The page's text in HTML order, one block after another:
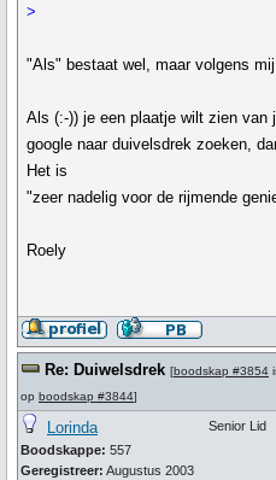
>
"Als" bestaat wel, maar volgens
Als (:-)) je een plaatje wilt zien van
google naar duivelsdrek zoeken,
Het is
"zeer nadelig voor de rijmende
Roely
Re: Duiwelsdrek [boodskap #3854
op boodskap #3844]
Lorinda
Boodskappe: 557
Geregistreer: Augustus 2003
Senior Lid